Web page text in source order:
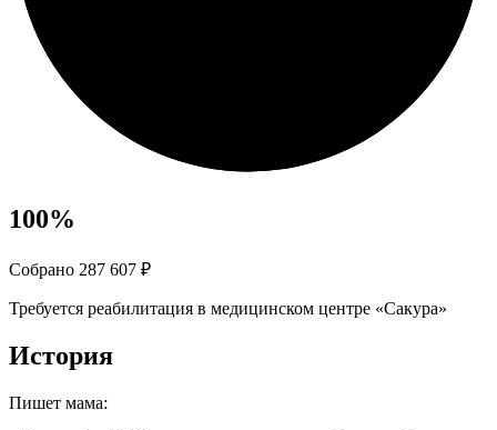
100%
Собрано 287 607 ₽
Требуется реабилитация в медицинском центре «Сакура»
История
Пишет мама: